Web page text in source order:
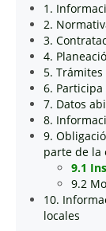
1.
2.
3.
4.
5. Trámites
6. Participa
7. Datos
8.
9.
parte de la
9.1
9.2
10.
locales